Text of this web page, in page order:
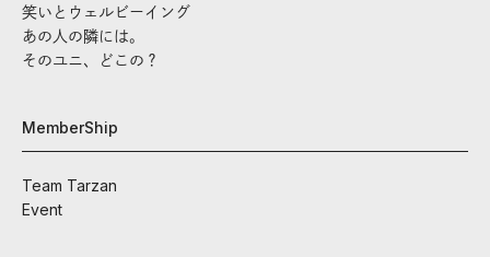
笑いとウェルビーイング
あの人の隣には。
そのユニ、どこの？
MemberShip
Team Tarzan
Event